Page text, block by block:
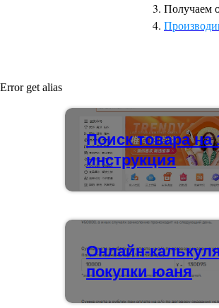
Получаем
Error get alias
Поиск товара на
инструкция
Онлайн-
покупки юаня